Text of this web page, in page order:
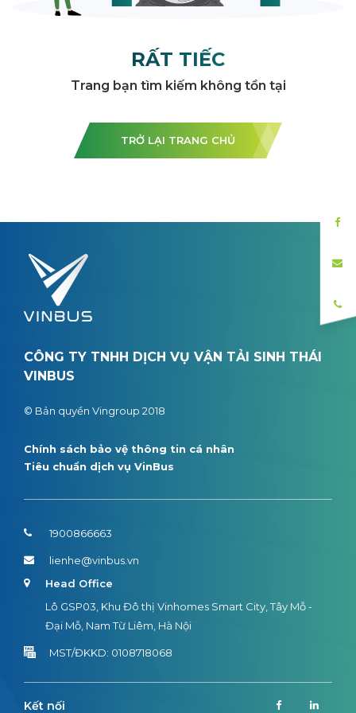
RẤT TIẾC
Trang bạn tìm kiếm không tồn tại
TRỞ LẠI TRANG CHỦ
CÔNG TY TNHH DỊCH VỤ VẬN TẢI SINH THÁI
VINBUS
© Bản quyền Vingroup 2018
Chính sách bảo vệ thông tin cá nhân
Tiêu chuẩn dịch vụ VinBus
1900866663
lienhe@vinbus.vn
Head Office
Lô GSP03, Khu Đô thị Vinhomes Smart City, Tây Mỗ -
Đại Mỗ, Nam Từ Liêm, Hà Nội
MST/ĐKKD: 0108718068
Kết nối